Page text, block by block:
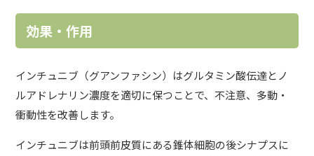
効果・作用
インチュニブ（グアンファシン）はグルタミン酸伝達とノ
ルアドレナリン濃度を適切に保つことで、不注意、多動・
衝動性を改善します。
インチュニブは前頭前皮質にある錐体細胞の後シナプスに